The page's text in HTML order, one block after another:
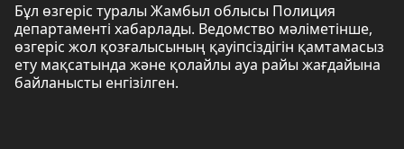
Бұл өзгеріс туралы Жамбыл облысы Полиция
департаменті хабарлады. Ведомство мәліметінше,
өзгеріс жол қозғалысының қауіпсіздігін қамтамасыз
ету мақсатында және қолайлы ауа райы жағдайына
байланысты енгізілген.